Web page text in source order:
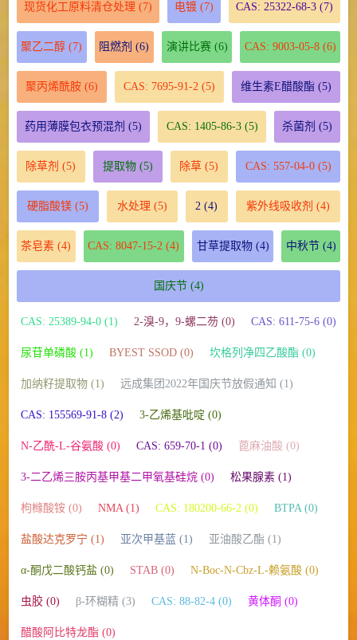
现货化工原料清仓处理 (7) 电镀 (7) CAS: 25322-68-3 (7)
聚乙二醇 (7) 阻燃剂 (6) 演讲比赛(6) CAS: 9003-05-8(6)
聚丙烯酰胺(6) CAS: 7695-91-2 (5) 维生素E醋酸酯 (5)
药用薄膜包衣预混剂 (5) CAS: 1405-86-3(5) 杀菌剂 (5)
除草剂 (5) 提取物(5) 除草 (5) CAS: 557-04-0(5)
硬脂酸镁(5) 水处理 (5) 2 (4) 紫外线吸收剂 (4)
茶皂素 (4) CAS: 8047-15-2 (4) 甘草提取物(4) 中秋节(4)
国庆节(4)
CAS: 25389-94-0 (1) 2-溴-9，9-螺二芴 (0) CAS: 611-75-6 (0)
尿苷单磷酸 (1) BYEST SSOD (0) 坎格列净四乙酸酯 (0)
加纳籽提取物 (1) 远成集团2022年国庆节放假通知 (1)
CAS: 155569-91-8 (2) 3-乙烯基吡啶 (0)
N-乙酰-L-谷氨酸 (0) CAS: 659-70-1 (0) 蓖麻油酸 (0)
3-二乙烯三胺丙基甲基二甲氧基硅烷 (0) 松果腺素 (1)
枸橼酸铵 (0) NMA (1) CAS: 180200-66-2 (0) BTPA (0)
盐酸达克罗宁 (1) 亚次甲基蓝 (1) 亚油酸乙酯 (1)
α-酮戊二酸钙盐 (0) STAB (0) N-Boc-N-Cbz-L-赖氨酸 (0)
虫胶 (0) β-环糊精 (3) CAS: 88-82-4 (0) 黄体酮 (0)
醋酸阿比特龙酯 (0)